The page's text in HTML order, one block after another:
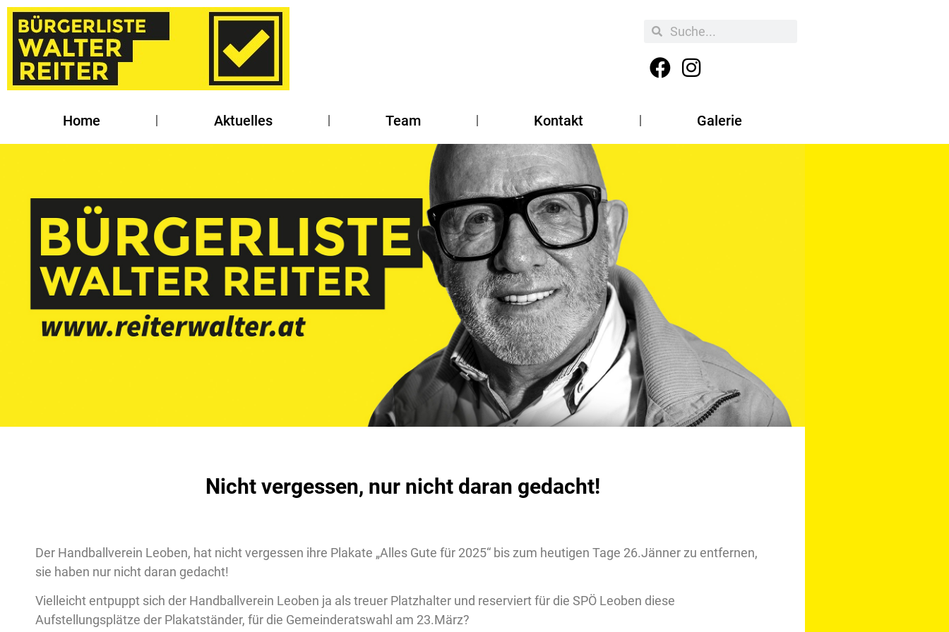
Home Aktuelles Team Kontakt Galerie
Nicht vergessen, nur nicht daran gedacht!
Der Handballverein Leoben, hat nicht vergessen ihre Plakate „Alles Gute für 2025“ bis zum heutigen Tage 26.Jänner zu entfernen,
sie haben nur nicht daran gedacht!
Vielleicht entpuppt sich der Handballverein Leoben ja als treuer Platzhalter und reserviert für die SPÖ Leoben diese
Aufstellungsplätze der Plakatständer, für die Gemeinderatswahl am 23.März?